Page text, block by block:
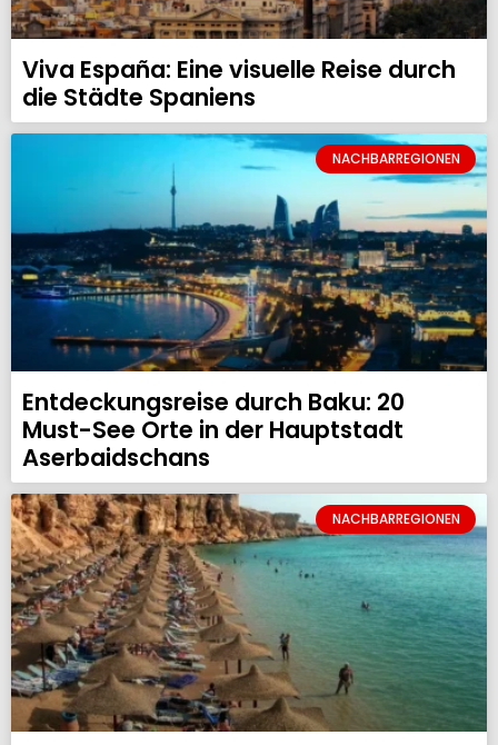
Viva España: Eine visuelle Reise durch
die Städte Spaniens
NACHBARREGIONEN
Entdeckungsreise durch Baku: 20
Must-See Orte in der Hauptstadt
Aserbaidschans
NACHBARREGIONEN